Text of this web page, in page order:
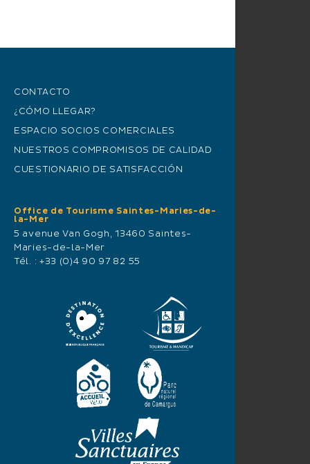
CONTACTO
¿CÓMO LLEGAR?
ESPACIO SOCIOS COMERCIALES
NUESTROS COMPROMISOS DE CALIDAD
CUESTIONARIO DE SATISFACCIÓN
Office de Tourisme Saintes-Maries-de-
la-Mer
5 avenue Van Gogh, 13460 Saintes-
Maries-de-la-Mer
Tél. : +33 (0)4 90 97 82 55